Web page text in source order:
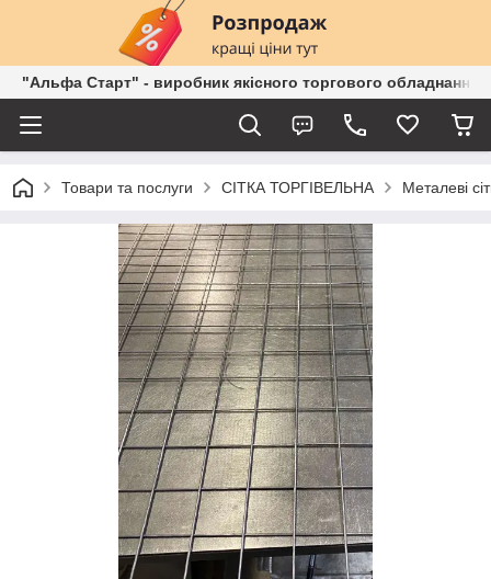
"Альфа Старт" - виробник якісного торгового обладнання
Товари та послуги СІТКА ТОРГІВЕЛЬНА Металеві